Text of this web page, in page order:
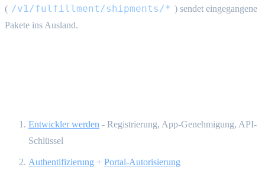
( /v1/fulfillment/shipments/* ) sendet eingegangene
Pakete ins Ausland.
Entwickler werden - Registrierung, App-Genehmigung, API-
Schlüssel
Authentifizierung + Portal-Autorisierung